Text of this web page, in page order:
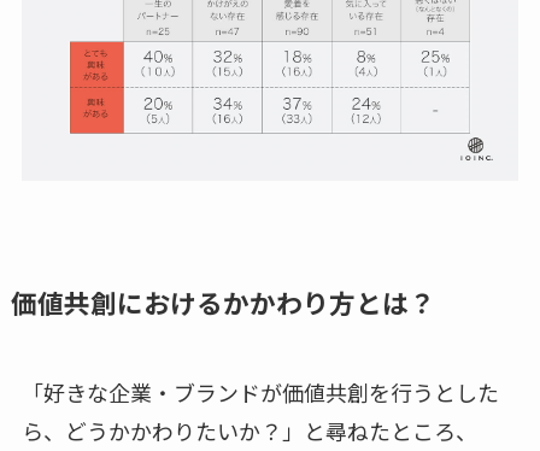
価値共創におけるかかわり方とは？
「好きな企業・ブランドが価値共創を行うとした
ら、どうかかわりたいか？」と尋ねたところ、